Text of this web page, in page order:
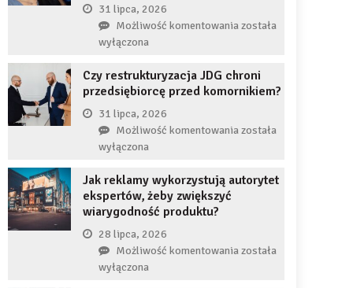
31 lipca, 2026
Możliwość komentowaniaCo
jeśli
przez
czas
braku
zęba
została
wyłączona
Czy restrukturyzacja JDG chroni
przedsiębiorcę przed komornikiem?
31 lipca, 2026
Możliwość komentowaniaCzy
chroni
została
wyłączona
Jak reklamy wykorzystują autorytet
ekspertów, żeby zwiększyć
wiarygodność produktu?
28 lipca, 2026
Możliwość komentowaniaJak
została
wyłączona